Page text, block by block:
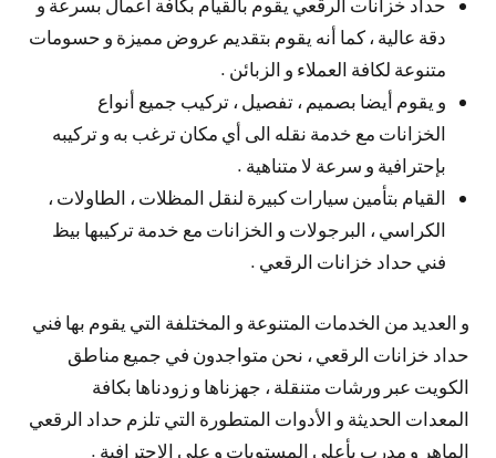
حداد خزانات الرقعي يقوم بالقيام بكافة أعمال بسرعة و
دقة عالية ، كما أنه يقوم بتقديم عروض مميزة و حسومات
متنوعة لكافة العملاء و الزبائن .
و يقوم أيضا بصميم ، تفصيل ، تركيب جميع أنواع
الخزانات مع خدمة نقله الى أي مكان ترغب به و تركيبه
بإحترافية و سرعة لا متناهية .
القيام بتأمين سيارات كبيرة لنقل المظلات ، الطاولات ،
الكراسي ، البرجولات و الخزانات مع خدمة تركيبها بيظ
فني حداد خزانات الرقعي .
و العديد من الخدمات المتنوعة و المختلفة التي يقوم بها فني
حداد خزانات الرقعي ، نحن متواجدون في جميع مناطق
الكويت عبر ورشات متنقلة ، جهزناها و زودناها بكافة
المعدات الحديثة و الأدوات المتطورة التي تلزم حداد الرقعي
الماهر و مدرب بأعلى المستويات و على الإحترافية .